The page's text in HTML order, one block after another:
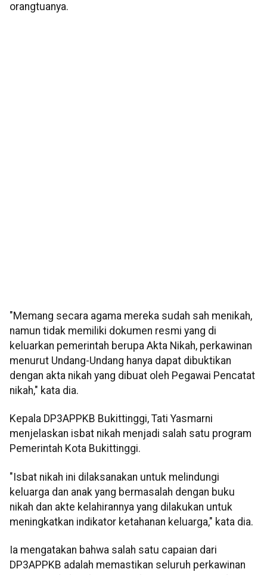
orangtuanya.
"Memang secara agama mereka sudah sah menikah,
namun tidak memiliki dokumen resmi yang di
keluarkan pemerintah berupa Akta Nikah, perkawinan
menurut Undang-Undang hanya dapat dibuktikan
dengan akta nikah yang dibuat oleh Pegawai Pencatat
nikah," kata dia.
Kepala DP3APPKB Bukittinggi, Tati Yasmarni
menjelaskan isbat nikah menjadi salah satu program
Pemerintah Kota Bukittinggi.
"Isbat nikah ini dilaksanakan untuk melindungi
keluarga dan anak yang bermasalah dengan buku
nikah dan akte kelahirannya yang dilakukan untuk
meningkatkan indikator ketahanan keluarga," kata dia.
Ia mengatakan bahwa salah satu capaian dari
DP3APPKB adalah memastikan seluruh perkawinan